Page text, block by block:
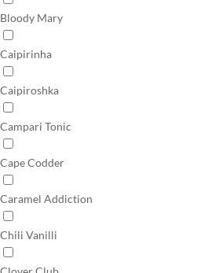
Bloody Mary
Caipirinha
Caipiroshka
Campari Tonic
Cape Codder
Caramel Addiction
Chili Vanilli